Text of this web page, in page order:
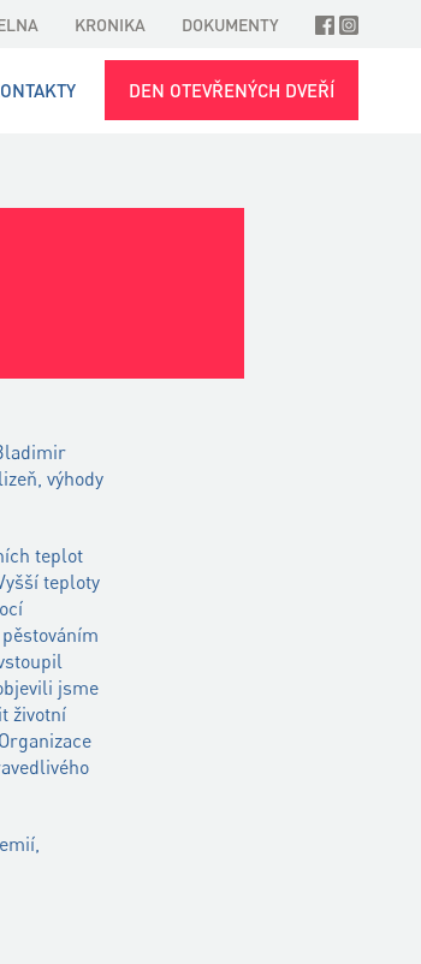
KRONIKA DOKUMENTY
DEN OTEVŘENÝCH DVEŘÍ
výhody
teplot
teploty
jsme
životní